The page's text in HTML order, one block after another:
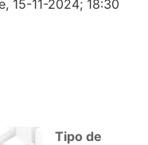
15-11-2024; 18:30
Tipo de